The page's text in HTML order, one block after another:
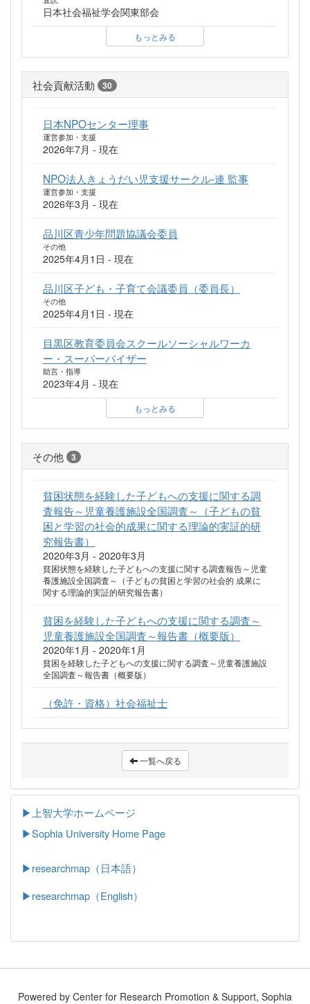
日本社会福祉学会関東部会
もっとみる
社会貢献活動 30
日本NPOセンター理事
運営参加・支援
2026年7月 - 現在
NPO法人きょうだい児支援サークル-連 監事
運営参加・支援
2026年3月 - 現在
品川区青少年問題協議会委員
その他
2025年4月1日 - 現在
品川区子ども・子育て会議委員（委員長）
その他
2025年4月1日 - 現在
目黒区教育委員会スクールソーシャルワーカ
ー・スーパーバイザー
助言・指導
2023年4月 - 現在
もっとみる
その他 3
貧困状態を経験した子どもへの支援に関する調
査報告～児童養護施設全国調査～（子どもの貧
困と学習の社会的成果に関する理論的実証的研
究報告書）
2020年3月 - 2020年3月
貧困状態を経験した子どもへの支援に関する調査報告～児童
養護施設全国調査～（子どもの貧困と学習の社会的 成果に
関する理論的実証的研究報告書）
貧困を経験した子どもへの支援に関する調査～
児童養護施設全国調査～報告書（概要版）
2020年1月 - 2020年1月
貧困を経験した子どもへの支援に関する調査～児童養護施設
全国調査～報告書（概要版）
（免許・資格）社会福祉士
一覧へ戻る
▶上智大学ホームページ
▶Sophia University Home Page
▶researchmap（日本語）
▶researchmap（English）
Powered by Center for Research Promotion & Support, Sophia